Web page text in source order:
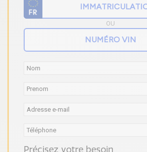
OU
Précisez votre besoin